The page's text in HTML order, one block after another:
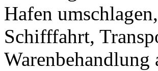
Hafen
Schifffahrt,
Warenbehandlung